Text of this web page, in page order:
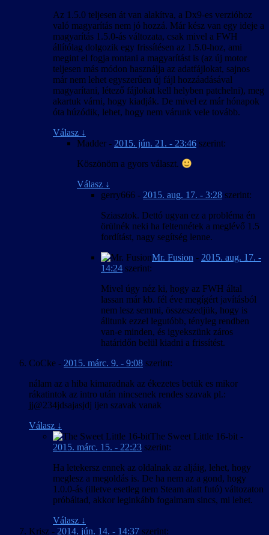
Az 1.5.0 teljesen át van alakítva, a Dx9-es verzióhoz
való magyarítás nem jó hozzá. Már kész van egy ideje a
magyarítás 1.5.0-ás változata, csak mivel a FWH
állítólag dolgozik egy frissítésen az 1.5.0-hoz, ami
megint el fogja rontani a magyarítást is (az új motor
teljesen más módon használja az adatfájlokat, sajnos
már nem lehet egyszerűen új fájl hozzáadásával
magyarítani, létező fájlokat kell helyben patchelni), meg
akartuk várni, hogy kiadják. De mivel ez már hónapok
óta húzódik, lehet, hogy nem várunk vele tovább.
Válasz ↓
Madder - 2015. jún. 21. - 23:46 szerint:
Köszönöm a gyors választ.
Válasz ↓
gerry666 - 2015. aug. 17. - 3:28 szerint:
Sziasztok. Dettó ugyan ez a probléma én
örülnék neki ha feltennétek a meglévő 1.5
fordítást, nagy segítség lenne.
Mr. Fusion - 2015. aug. 17. -
14:24 szerint:
Mivel úgy néz ki, hogy az FWH által
lassan már kb. fél éve megígért javításból
nem lesz semmi, összeszedjük, hogy is
álltunk ezzel legutóbb, tényleg rendben
van-e minden, és igyekszünk záros
határidőn belül kiadni a frissítést.
CoCke - 2015. márc. 9. - 9:08 szerint:
nálam az a hiba kimaradnak az ékezetes betük es mikor
rákatintok az intro után nincsenek rendes szavak pl.:
jj@234jdsajasjdj ijen szavak vanak
Válasz ↓
The Sweet Little 16-bit -
2015. márc. 15. - 22:23 szerint:
Ha letekersz ennek az oldalnak az aljáig, lehet, hogy
meglesz a megoldás is. De ha nem az a gond, hogy
1.0.0-ás (illetve esetleg nem Steam alatt futó) változaton
próbáltad, akkor leginkább fogalmam sincs, mi lehet.
Válasz ↓
Krisz - 2014. jún. 14. - 14:37 szerint: